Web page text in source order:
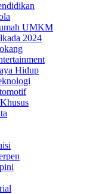
UMKM
2024
Hidup